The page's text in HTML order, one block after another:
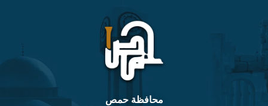
content
main
navigation
footer
محافظة حمص